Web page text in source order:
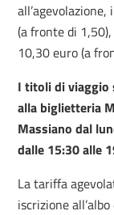
(a fronte di
10,30 euro (a
I titoli di viaggio
alla biglietteria
Massiano dal
dalle 15:30 alle
La tariffa
iscrizione